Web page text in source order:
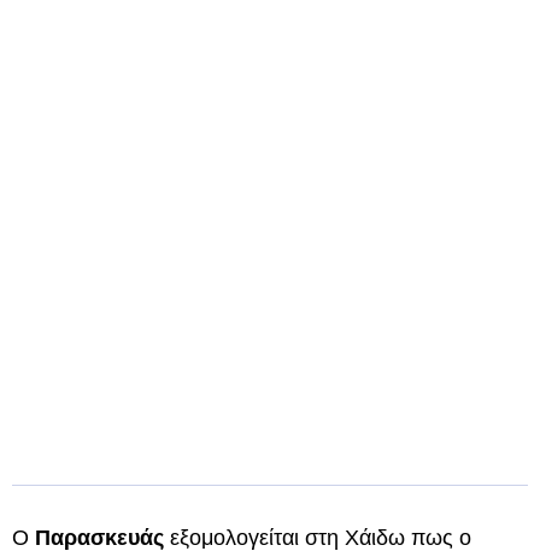
Ο Παρασκευάς εξομολογείται στη Χάιδω πως ο